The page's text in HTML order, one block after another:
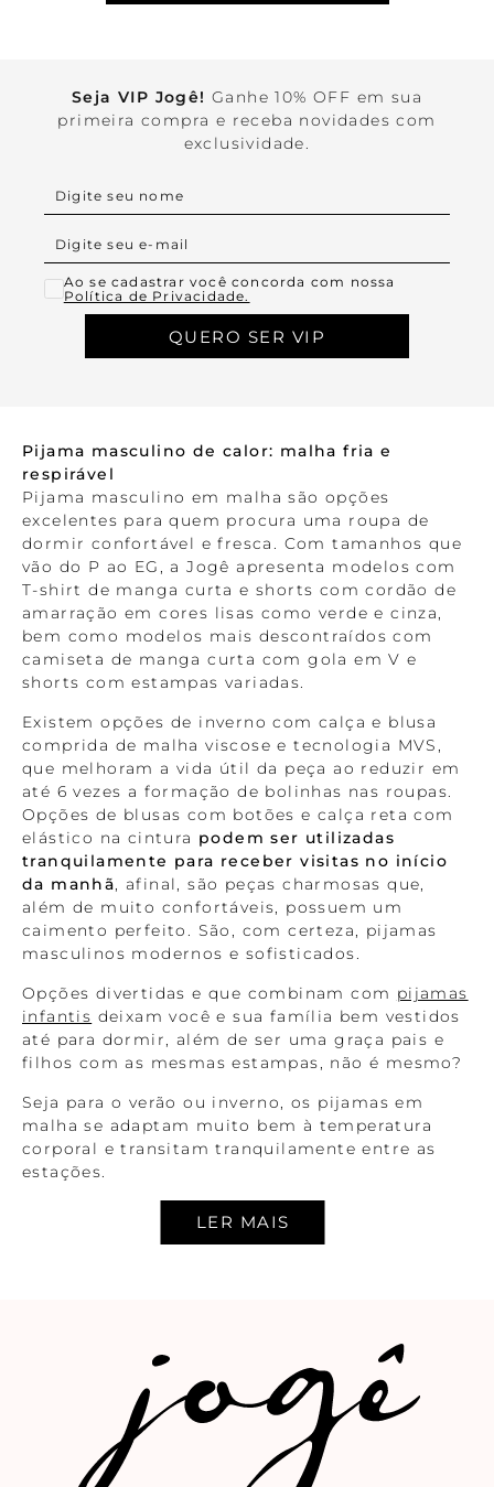
Seja VIP Jogê! Ganhe 10% OFF em sua
primeira compra e receba novidades com
exclusividade.
Ao se cadastrar você concorda com nossa
Política de Privacidade.
QUERO SER VIP
Pijama masculino de calor: malha fria e
respirável
Pijama masculino em malha são opções
excelentes para quem procura uma roupa de
dormir confortável e fresca. Com tamanhos que
vão do P ao EG, a Jogê apresenta modelos com
T-shirt de manga curta e shorts com cordão de
amarração em cores lisas como verde e cinza,
bem como modelos mais descontraídos com
camiseta de manga curta com gola em V e
shorts com estampas variadas.
Existem opções de inverno com calça e blusa
comprida de malha viscose e tecnologia MVS,
que melhoram a vida útil da peça ao reduzir em
até 6 vezes a formação de bolinhas nas roupas.
Opções de blusas com botões e calça reta com
elástico na cintura podem ser utilizadas
tranquilamente para receber visitas no início
da manhã, afinal, são peças charmosas que,
além de muito confortáveis, possuem um
caimento perfeito. São, com certeza, pijamas
masculinos modernos e sofisticados.
Opções divertidas e que combinam com pijamas
infantis deixam você e sua família bem vestidos
até para dormir, além de ser uma graça pais e
filhos com as mesmas estampas, não é mesmo?
Seja para o verão ou inverno, os pijamas em
malha se adaptam muito bem à temperatura
corporal e transitam tranquilamente entre as
estações.
Pijama em liganete e cetim: alta tecnologia
temperatura do corpo com seu toque sedoso e
. Os modelos disponíveis na Jogê possuem
shorts com comprimento médio e blusa de
manga curta, com decote em V e modelagem
Este tipo de pijama, com certeza, é uma opção